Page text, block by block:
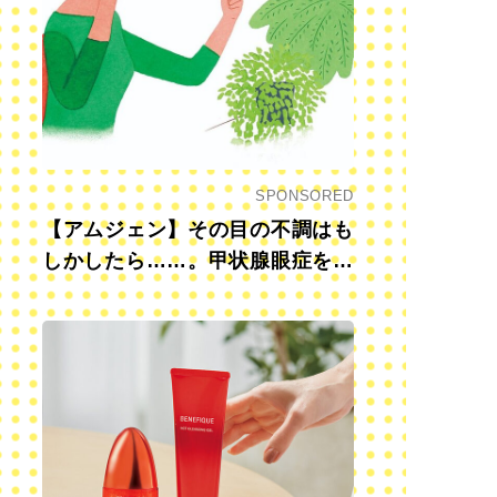
SPONSORED
【アムジェン】その目の不調はも
しかしたら……。甲状腺眼症を知
っていますか？